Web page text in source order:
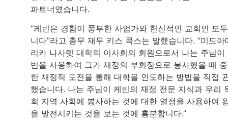
파트너였습니다.
“케빈은 경험이 풍부한 사업가와 헌신적인 교회인 모
니다”라고 총무 재무 키스 콕스는 말했습니다. “미드아
리카 나사렛 대학의 이사회의 회원으로서 나는 주님이
빈을 사용하여 그가 재정의 부회장으로 봉사했을 때
한 재정적 도전을 통해 대학을 인도하는 방법을 직접
했습니다. 나는 주님이 케빈의 재정 전문 지식과 우리
회 지역 사회에 봉사하는 것에 대한 열정을 사용하여
을 발전시키는 것을 보는 것에 흥분합니다.”